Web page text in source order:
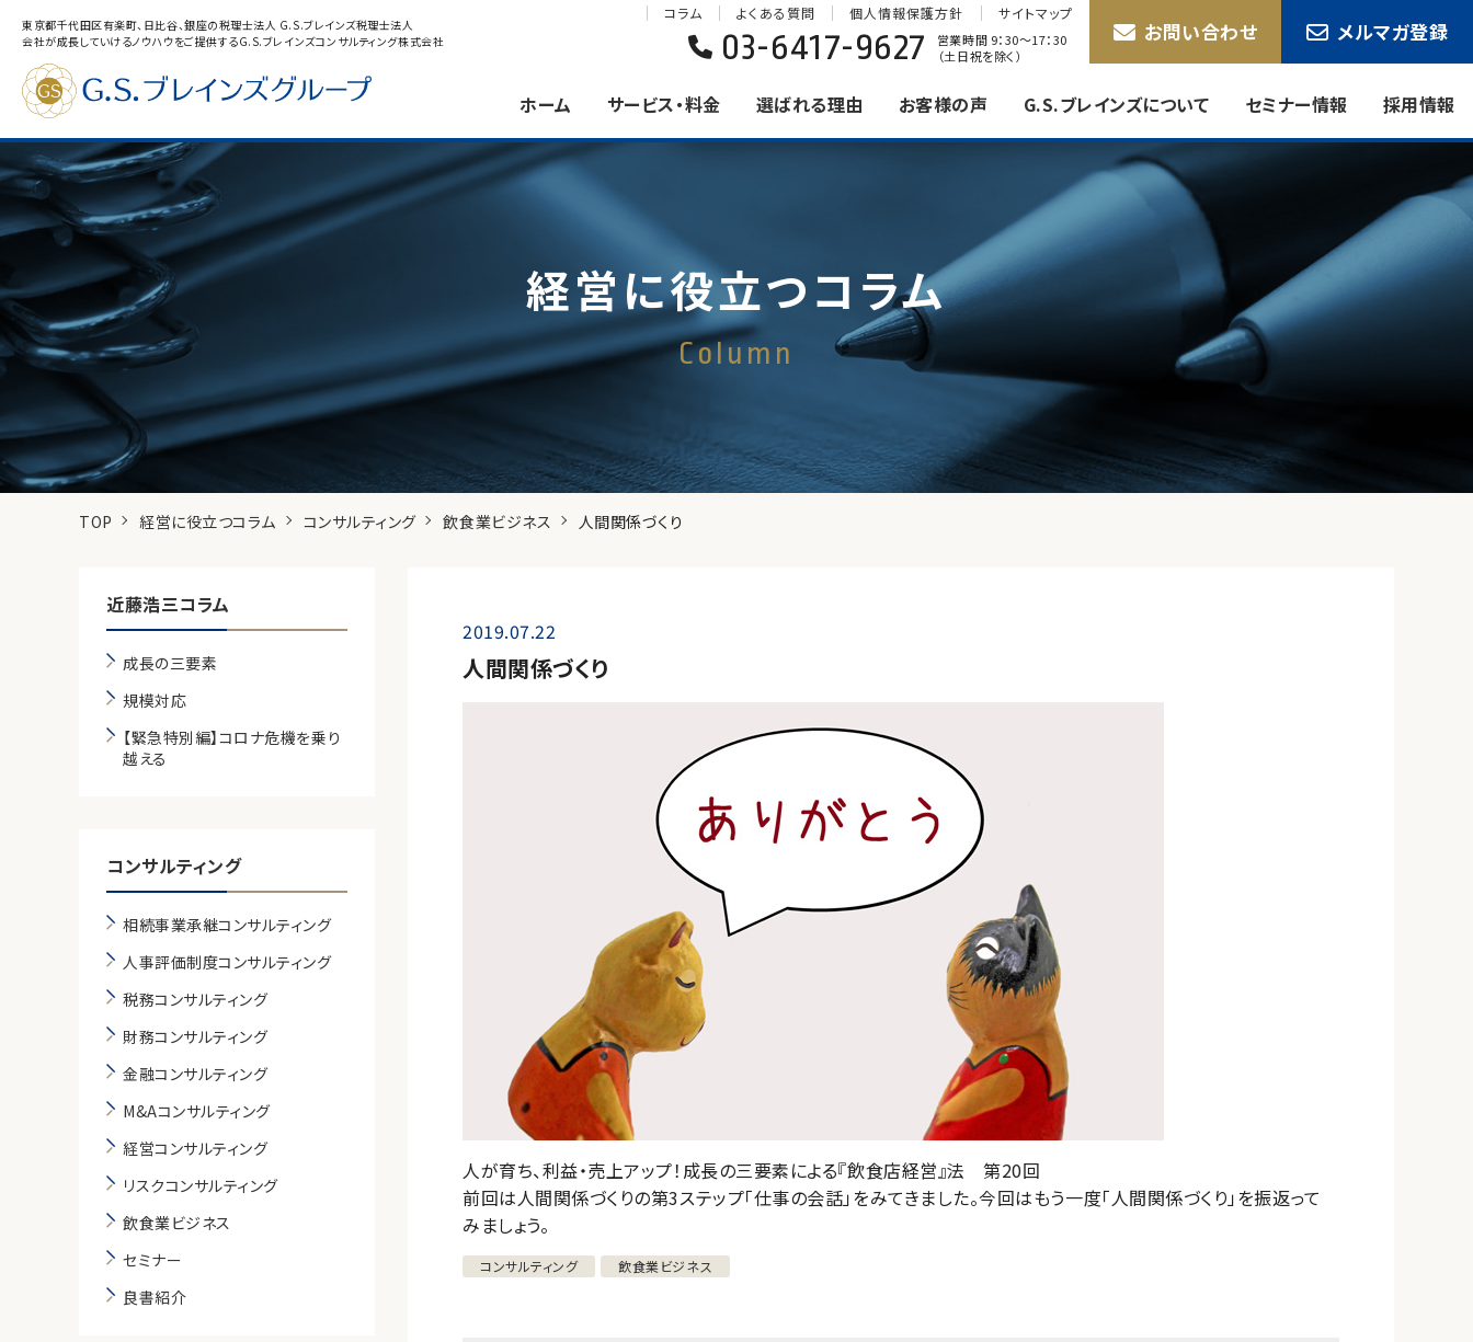
東京都千代田区有楽町、日比谷、銀座の税理士法人 G.S.ブレインズ税理士法人
会社が成長していけるノウハウをご提供するG.S.ブレインズコンサルティング株式会社
ホーム サービス・料金 選ばれる理由 お客様の声 G.S.ブレインズについて セミナー情報 採用情報
コラム よくある質問 個人情報保護方針 サイトマップ
03-6417-9627
営業時間 9：30〜17：30
（土日祝を除く）
お問い合わせ メルマガ登録
経営に役立つコラム
Column
TOP 経営に役立つコラム コンサルティング 飲食業ビジネス 人間関係づくり
2019.07.22
人間関係づくり
人が育ち、利益・売上アップ！成長の三要素による『飲食店経営』法 第20回
前回は人間関係づくりの第3ステップ「仕事の会話」をみてきました。今回はもう一度「人間関係づくり」を振返って
みましょう。
コンサルティング 飲食業ビジネス
近藤浩三コラム
成長の三要素
規模対応
【緊急特別編】コロナ危機を乗り
越える
コンサルティング
相続事業承継コンサルティング
人事評価制度コンサルティング
税務コンサルティング
財務コンサルティング
金融コンサルティング
M&Aコンサルティング
経営コンサルティング
リスクコンサルティング
飲食業ビジネス
セミナー
良書紹介